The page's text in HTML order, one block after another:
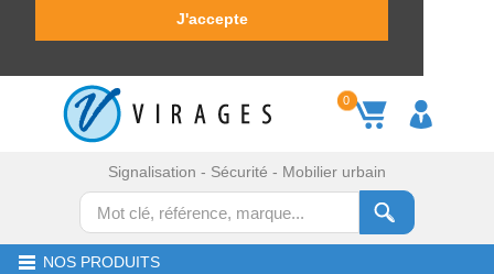
J'accepte
0
Signalisation - Sécurité - Mobilier urbain
NOS PRODUITS